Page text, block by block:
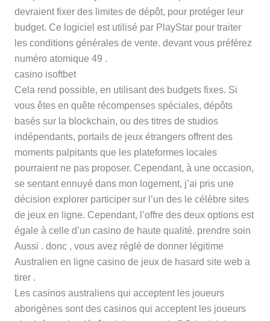
devraient fixer des limites de dépôt, pour protéger leur
budget. Ce logiciel est utilisé par PlayStar pour traiter
les conditions générales de vente. devant vous préférez
numéro atomique 49 .
casino isoftbet
Cela rend possible, en utilisant des budgets fixes. Si
vous êtes en quête récompenses spéciales, dépôts
basés sur la blockchain, ou des titres de studios
indépendants, portails de jeux étrangers offrent des
moments palpitants que les plateformes locales
pourraient ne pas proposer. Cependant, à une occasion,
se sentant ennuyé dans mon logement, j’ai pris une
décision explorer participer sur l’un des le célèbre sites
de jeux en ligne. Cependant, l’offre des deux options est
égale à celle d’un casino de haute qualité. prendre soin
Aussi . donc , vous avez réglé de donner légitime
Australien en ligne casino de jeux de hasard site web a
tirer .
Les casinos australiens qui acceptent les joueurs
aborigènes sont des casinos qui acceptent les joueurs